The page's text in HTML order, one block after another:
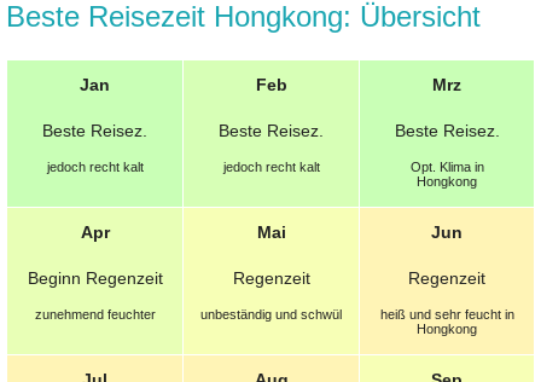
Beste Reisezeit Hongkong: Übersicht
Jan
Beste Reisez.
jedoch recht kalt
Feb
Beste Reisez.
jedoch recht kalt
Mrz
Beste Reisez.
Opt. Klima in
Hongkong
Apr
Beginn Regenzeit
zunehmend feuchter
Mai
Regenzeit
unbeständig und schwül
Jun
Regenzeit
heiß und sehr feucht in
Hongkong